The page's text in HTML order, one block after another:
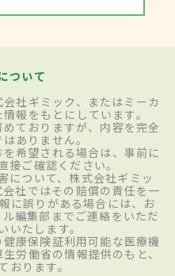
ついて
社ギミック、またはミーカ
報をもとにしています。
ておりますが、内容を完全
ありません。
希望される場合は、事前に
接ご確認ください。
について、株式会社ギミッ
社ではその賠償の責任を一
に誤りがある場合には、お
編集部までご連絡をいただ
いたします。
康保険証利用可能な医療機
労働省の情報提供のもと、
おります。